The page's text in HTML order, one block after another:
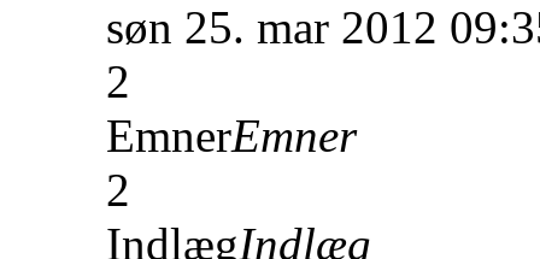
søn 25. mar 2012
2
EmnerEmner
2
IndlægIndlæg